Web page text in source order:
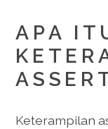
APA
Keterampilan